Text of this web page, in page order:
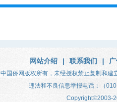
网站介绍 | 联系我们 |
中国侨网版权所有，未经授权禁止复制和建
违法和不良信息举报电话：（
Copyright©2003-